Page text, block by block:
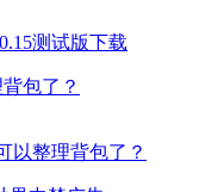
包了？